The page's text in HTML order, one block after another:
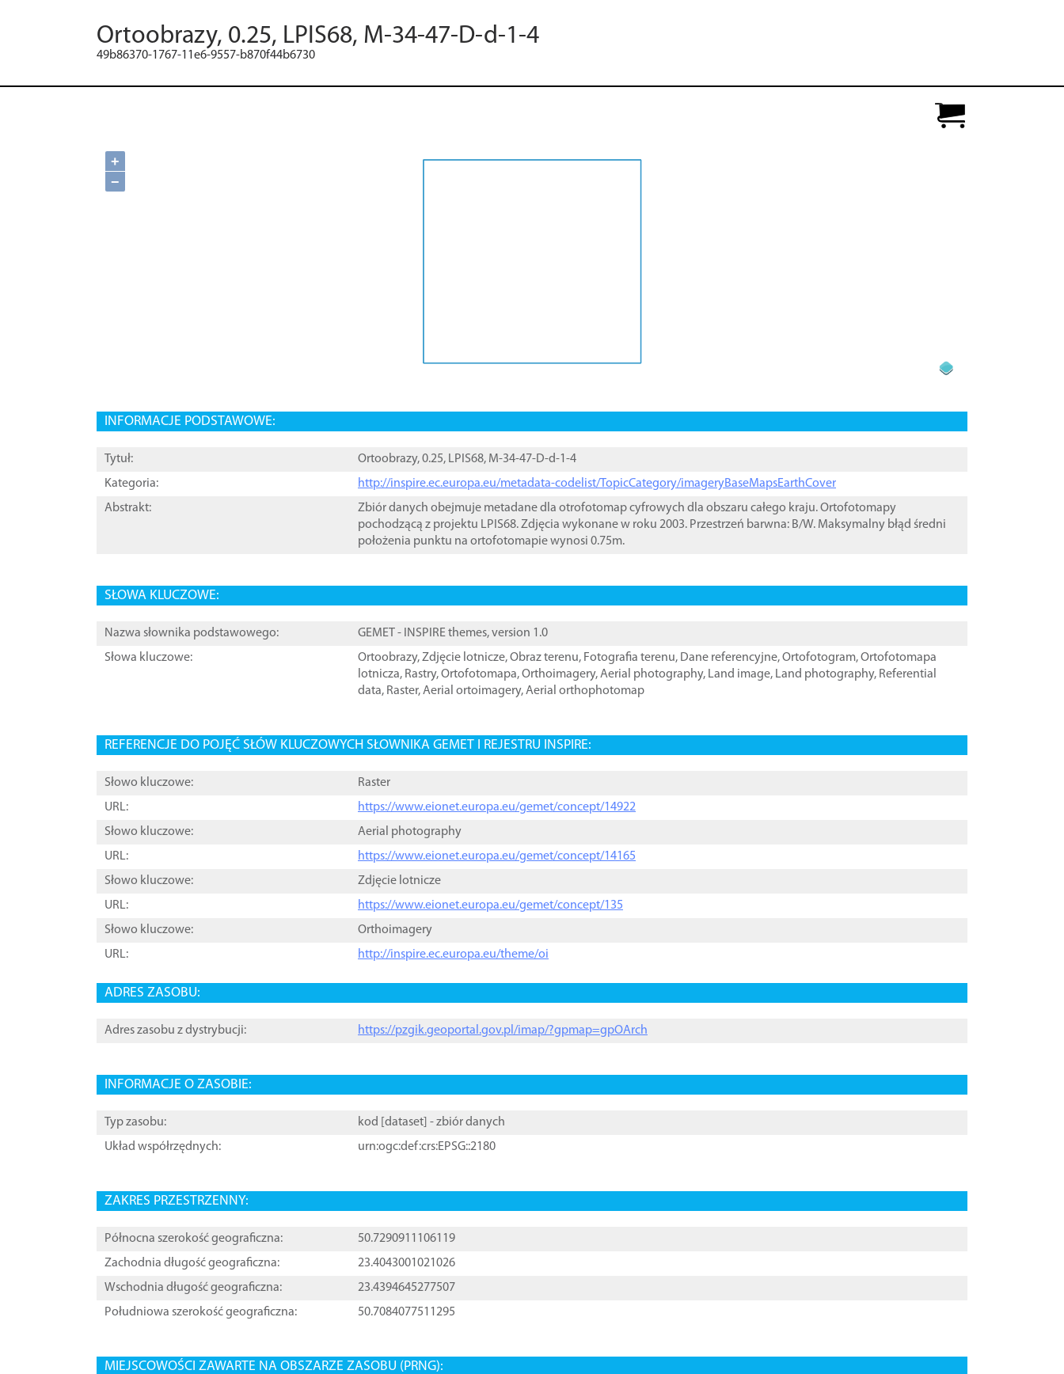
Ortoobrazy, 0.25, LPIS68, M-34-47-D-d-1-4
49b86370-1767-11e6-9557-b870f44b6730
+
−
INFORMACJE PODSTAWOWE:
Tytuł:
Ortoobrazy, 0.25, LPIS68, M-34-47-D-d-1-4
Kategoria:
http://inspire.ec.europa.eu/metadata-codelist/TopicCategory/imageryBaseMapsEarthCover
Abstrakt:
Zbiór danych obejmuje metadane dla otrofotomap cyfrowych dla obszaru całego kraju. Ortofotomapy
pochodzącą z projektu LPIS68. Zdjęcia wykonane w roku 2003. Przestrzeń barwna: B/W. Maksymalny błąd średni
położenia punktu na ortofotomapie wynosi 0.75m.
SŁOWA KLUCZOWE:
Nazwa słownika podstawowego:
GEMET - INSPIRE themes, version 1.0
Słowa kluczowe:
Ortoobrazy,Zdjęcie lotnicze,Obraz terenu, Fotografia terenu, Dane referencyjne,Ortofotogram,Ortofotomapa
lotnicza, Rastry,Ortofotomapa,Orthoimagery,Aerial photography, Land image, Land photography, Referential
data, Raster,Aerial ortoimagery,Aerial orthophotomap
REFERENCJE DO POJĘĆ SŁÓW KLUCZOWYCH SŁOWNIKA GEMET I REJESTRU INSPIRE:
Słowo kluczowe:
Raster
URL:
https://www.eionet.europa.eu/gemet/concept/14922
Słowo kluczowe:
Aerial photography
URL:
https://www.eionet.europa.eu/gemet/concept/14165
Słowo kluczowe:
Zdjęcie lotnicze
URL:
https://www.eionet.europa.eu/gemet/concept/135
Słowo kluczowe:
Orthoimagery
URL:
http://inspire.ec.europa.eu/theme/oi
ADRES ZASOBU:
Adres zasobu z dystrybucji: https://pzgik.geoportal.gov.pl/imap/?gpmap=gpOArch
INFORMACJE O ZASOBIE:
Typ zasobu: kod [ dataset ] - zbiór danych
Układ współrzędnych:
urn:ogc:def:crs:EPSG::2180
ZAKRES PRZESTRZENNY:
Północna szerokość geograficzna:
50.7290911106119
Zachodnia długość geograficzna:
23.4043001021026
Wschodnia długość geograficzna:
23.4394645277507
Południowa szerokość geograficzna:
50.7084077511295
MIEJSCOWOŚCI ZAWARTE NA OBSZARZE ZASOBU (PRNG):